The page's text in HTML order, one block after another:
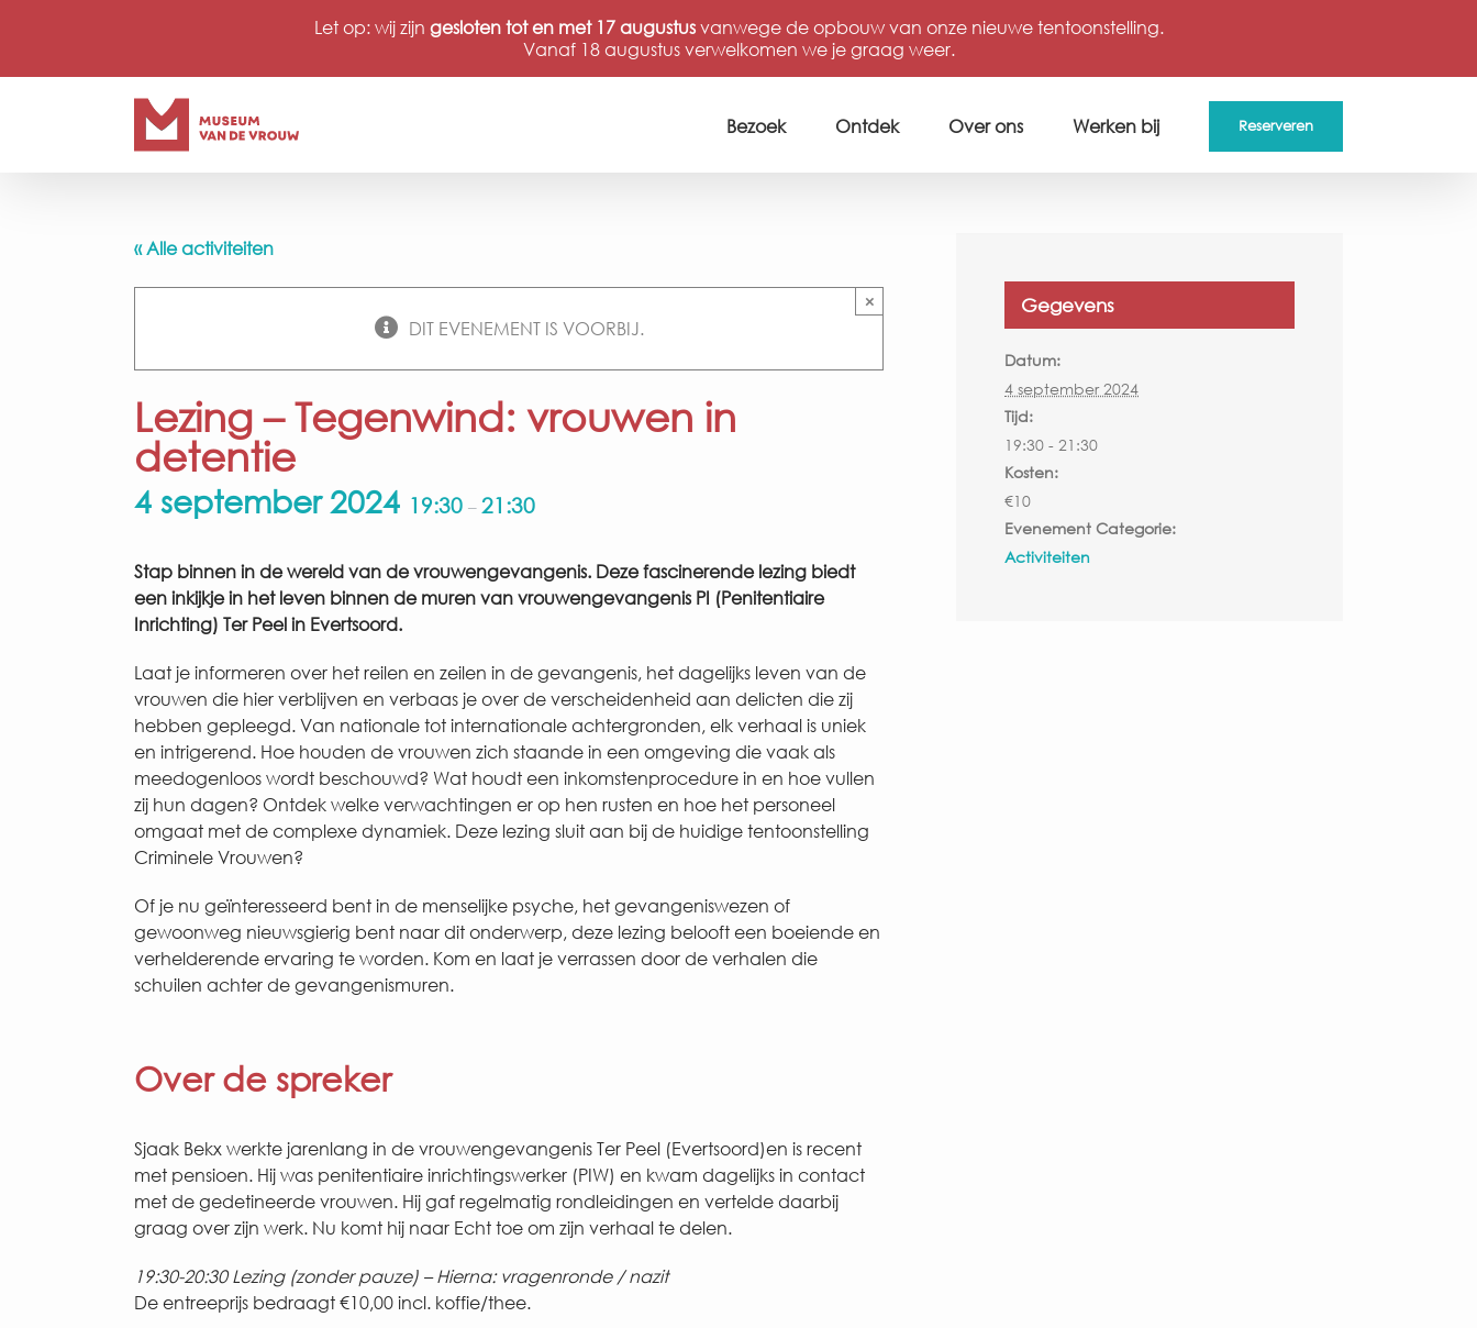
Let op: wij zijn gesloten tot en met 17 augustusvanwege de opbouw van onze nieuwe tentoonstelling.
Vanaf 18 augustus verwelkomen we je graag weer.
Bezoek Ontdek Over ons Werken bij Reserveren
« Alle activiteiten
DIT EVENEMENT IS VOORBIJ.
×
Lezing – Tegenwind: vrouwen in
detentie
4 september 2024 19:30 – 21:30
Stap binnen in de wereld van de vrouwengevangenis. Deze fascinerende lezing biedt
een inkijkje in het leven binnen de muren van vrouwengevangenis PI (Penitentiaire
Inrichting) Ter Peel in Evertsoord.
Laat je informeren over het reilen en zeilen in de gevangenis, het dagelijks leven van de
vrouwen die hier verblijven en verbaas je over de verscheidenheid aan delicten die zij
hebben gepleegd. Van nationale tot internationale achtergronden, elk verhaal is uniek
en intrigerend. Hoe houden de vrouwen zich staande in een omgeving die vaak als
meedogenloos wordt beschouwd? Wat houdt een inkomstenprocedure in en hoe vullen
zij hun dagen? Ontdek welke verwachtingen er op hen rusten en hoe het personeel
omgaat met de complexe dynamiek. Deze lezing sluit aan bij de huidige tentoonstelling
Criminele Vrouwen?
Of je nu geïnteresseerd bent in de menselijke psyche, het gevangeniswezen of
gewoonweg nieuwsgierig bent naar dit onderwerp, deze lezing belooft een boeiende en
verhelderende ervaring te worden. Kom en laat je verrassen door de verhalen die
schuilen achter de gevangenismuren.
Over de spreker
Sjaak Bekx werkte jarenlang in de vrouwengevangenis Ter Peel (Evertsoord)en is recent
met pensioen. Hij was penitentiaire inrichtingswerker (PIW) en kwam dagelijks in contact
met de gedetineerde vrouwen. Hij gaf regelmatig rondleidingen en vertelde daarbij
graag over zijn werk. Nu komt hij naar Echt toe om zijn verhaal te delen.
19:30-20:30 Lezing (zonder pauze) – Hierna: vragenronde / nazit
De entreeprijs bedraagt €10,00 incl. koffie/thee.
Gegevens
Datum:
4 september 2024
Tijd:
19:30 - 21:30
Kosten:
€10
Evenement Categorie:
Activiteiten